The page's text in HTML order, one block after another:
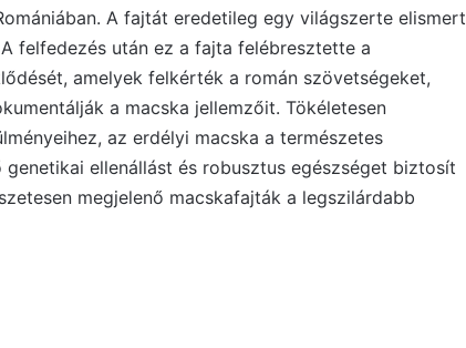
A fajtát eredetileg egy világszerte elismert
felfedezés után ez a fajta felébresztette a
amelyek felkérték a román szövetségeket,
a macska jellemzőit. Tökéletesen
az erdélyi macska a természetes
ellenállást és robusztus egészséget biztosít
megjelenő macskafajták a legszilárdabb